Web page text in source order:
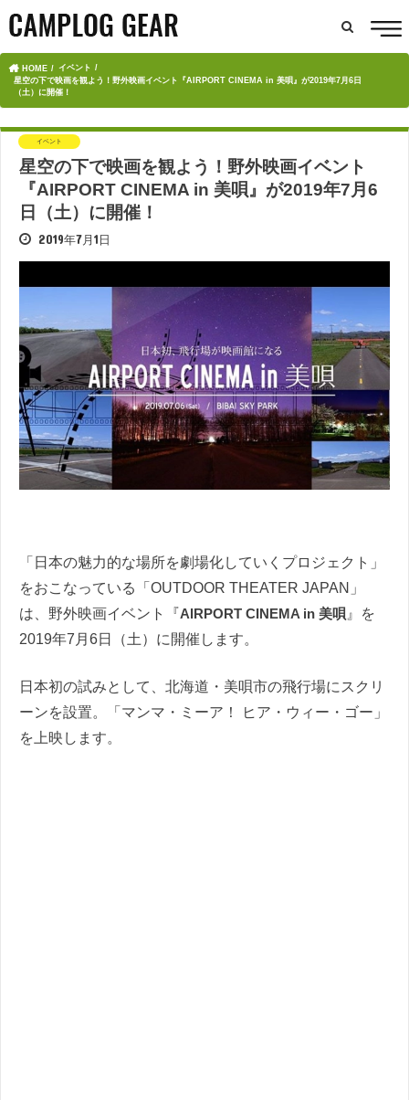
HOME
イベント
星空の下で映画を観よう！野外映画イベント『AIRPORT CINEMA in 美唄』が2019年7月6日
（土）に開催！
イベント
星空の下で映画を観よう！野外映画イベント
『AIRPORT CINEMA in 美唄』が2019年7月6
日（土）に開催！
2019年7月1日
「日本の魅力的な場所を劇場化していくプロジェクト」
をおこなっている「OUTDOOR THEATER JAPAN」
は、野外映画イベント『AIRPORT CINEMA in 美唄 』を
2019年7月6日（土）に開催します。
日本初の試みとして、北海道・美唄市の飛行場にスクリ
ーンを設置。「マンマ・ミーア！ ヒア・ウィー・ゴー」
を上映します。